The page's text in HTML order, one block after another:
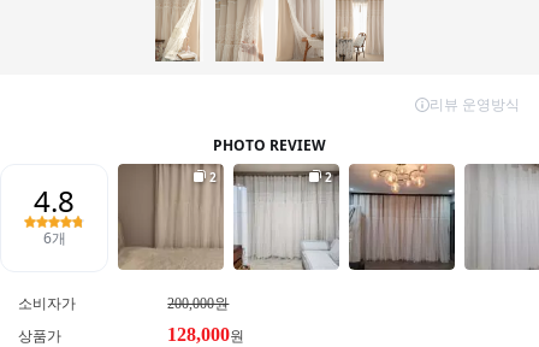
소비자가
200,000원
상품가
128,000원